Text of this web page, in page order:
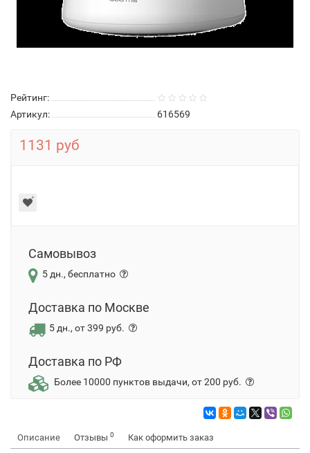
Рейтинг:
Артикул:
616569
1131 руб
Самовывоз
5 дн., бесплатно
Доставка по Москве
5 дн., от 399 руб.
Доставка по РФ
Более 10000 пунктов выдачи, от 200 руб.
Описание Отзывы 0 Как оформить заказ